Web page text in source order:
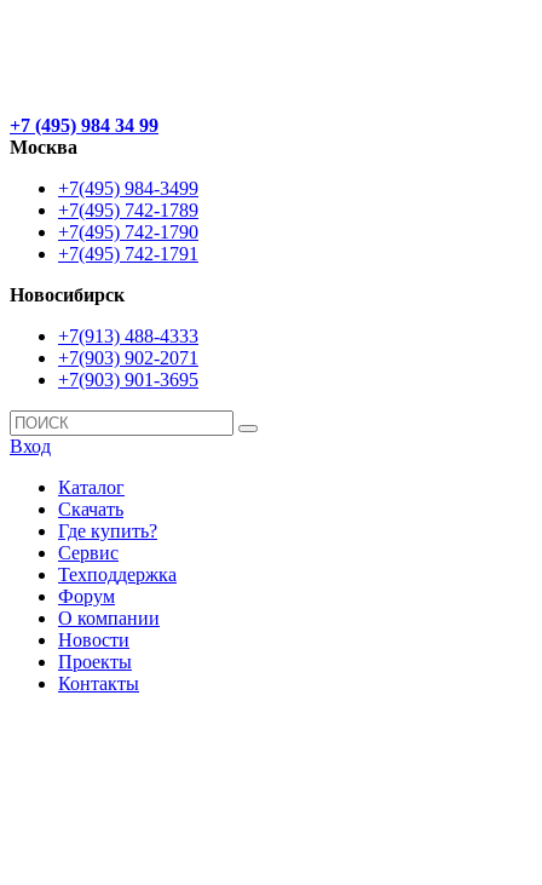
+7 (495) 984 34 99
Москва
+7(495) 984-3499
+7(495) 742-1789
+7(495) 742-1790
+7(495) 742-1791
Новосибирск
+7(913) 488-4333
+7(903) 902-2071
+7(903) 901-3695
Вход
Каталог
Скачать
Где купить?
Сервис
Техподдержка
Форум
О компании
Новости
Проекты
Контакты